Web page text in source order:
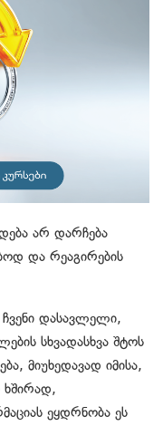
არ დარჩება
და რეაგირების
დასავლელი,
სხვადასხვა შტოს
მიუხედავად იმისა,
ეყდრნობა ეს